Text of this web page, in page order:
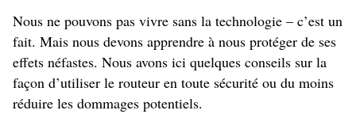
Nous ne pouvons pas vivre sans la technologie – c’est un
fait. Mais nous devons apprendre à nous protéger de ses
effets néfastes. Nous avons ici quelques conseils sur la
façon d’utiliser le routeur en toute sécurité ou du moins
réduire les dommages potentiels.